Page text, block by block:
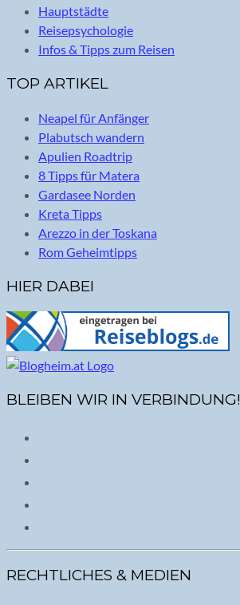
Hauptstädte
Reisepsychologie
Infos & Tipps zum Reisen
TOP ARTIKEL
Neapel für Anfänger
Plabutsch wandern
Apulien Roadtrip
8 Tipps für Matera
Gardasee Norden
Kreta Tipps
Arezzo in der Toskana
Rom Geheimtipps
HIER DABEI
BLEIBEN WIR IN VERBINDUNG!
RECHTLICHES & MEDIEN